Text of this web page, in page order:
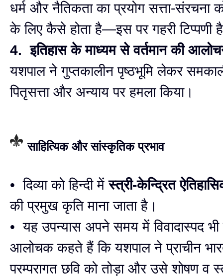
धर्म और नैतिकता का प्रयोग सत्ता-संरचना
के लिए कैसे होता है—इस पर गहरी टिप्पणी
4. इतिहास के माध्यम से वर्तमान की
यशपाल ने गुप्तकालीन पृष्ठभूमि लेकर
पितृसत्ता और अन्याय पर हमला किया।
साहित्यिक और सांस्कृतिक प्रभाव
• दिव्या को हिन्दी मेंस्त्री-केन्द्रित
की प्रमुख कृति माना जाता है।
• यह उपन्यास अपने समय में विवादास्पद
आलोचक कहते हैं कि यशपाल ने प्राचीन
परम्परागत छवि को तोड़ा और उसे शोषण व